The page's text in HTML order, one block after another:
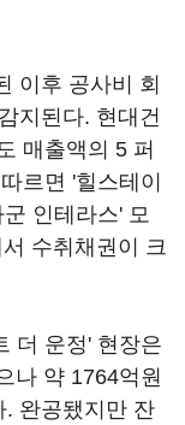
이후 공사비 회
지된다. 현대건
매출액의 5 퍼
르면 '힐스테이
인테라스' 모
수취채권이 크
더 운정' 현장은
나 약 1764억원
. 완공됐지만 잔